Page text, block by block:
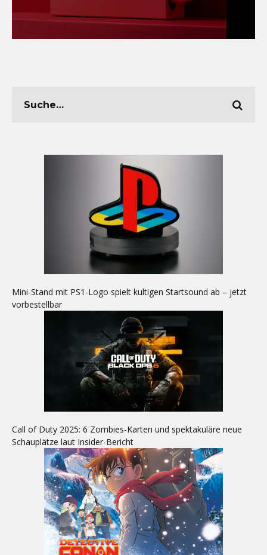
Mini-Stand mit PS1-Logo spielt kultigen Startsound ab – jetzt
vorbestellbar
Call of Duty 2025: 6 Zombies-Karten und spektakuläre neue
Schauplätze laut Insider-Bericht